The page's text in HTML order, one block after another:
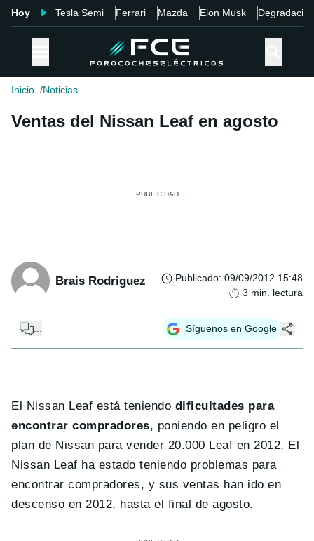
Hoy Tesla Semi Ferrari Mazda Elon Musk Degradación
Inicio Noticias
Ventas del Nissan Leaf en agosto
Brais Rodriguez Publicado: 09/09/2012 15:48
3 min. lectura
... Síguenos en Google
El Nissan Leaf está teniendo dificultades para
encontrar compradores, poniendo en peligro el
plan de Nissan para vender 20.000 Leaf en 2012. El
Nissan Leaf ha estado teniendo problemas para
encontrar compradores, y sus ventas han ido en
descenso en 2012, hasta el final de agosto.